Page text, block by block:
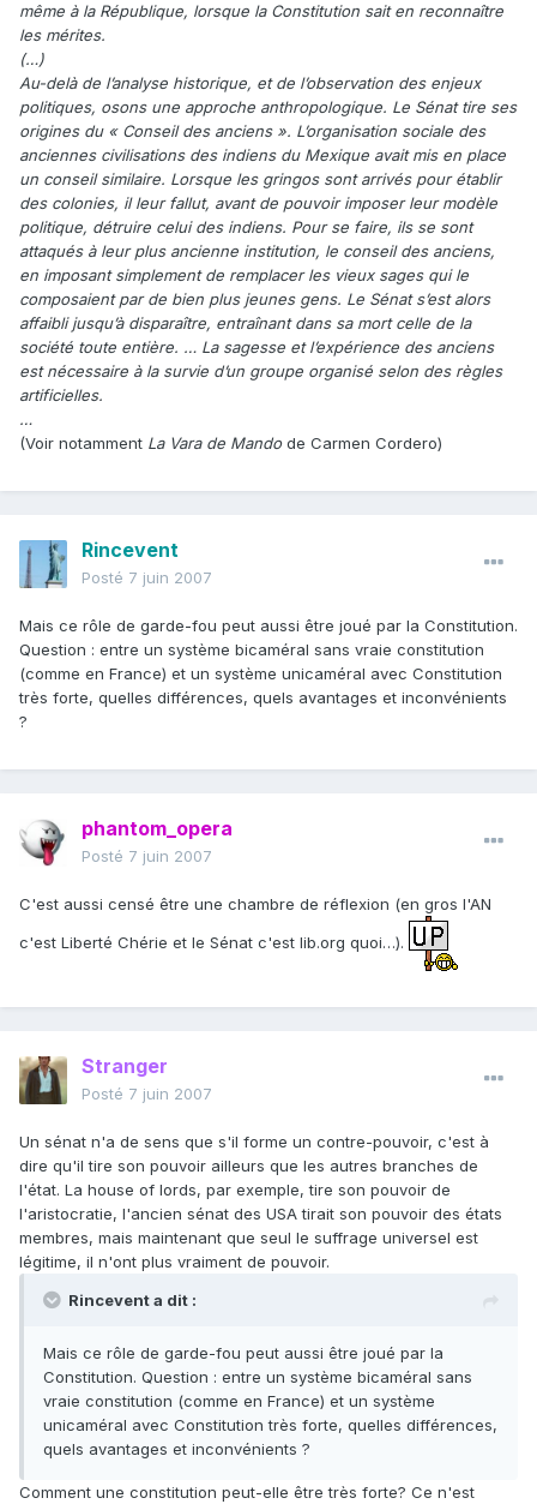
même à la République, lorsque la Constitution sait en reconnaître
les mérites.
(…)
Au-delà de l’analyse historique, et de l’observation des enjeux
politiques, osons une approche anthropologique. Le Sénat tire ses
origines du « Conseil des anciens ». L’organisation sociale des
anciennes civilisations des indiens du Mexique avait mis en place
un conseil similaire. Lorsque les gringos sont arrivés pour établir
des colonies, il leur fallut, avant de pouvoir imposer leur modèle
politique, détruire celui des indiens. Pour se faire, ils se sont
attaqués à leur plus ancienne institution, le conseil des anciens,
en imposant simplement de remplacer les vieux sages qui le
composaient par de bien plus jeunes gens. Le Sénat s’est alors
affaibli jusqu’à disparaître, entraînant dans sa mort celle de la
société toute entière. … La sagesse et l’expérience des anciens
est nécessaire à la survie d’un groupe organisé selon des règles
artificielles.
…
(Voir notamment La Vara de Mandode Carmen Cordero)
Rincevent
Posté 7 juin 2007
Mais ce rôle de garde-fou peut aussi être joué par la Constitution.
Question : entre un système bicaméral sans vraie constitution
(comme en France) et un système unicaméral avec Constitution
très forte, quelles différences, quels avantages et inconvénients
?
phantom_opera
Posté 7 juin 2007
C'est aussi censé être une chambre de réflexion (en gros l'AN
c'est Liberté Chérie et le Sénat c'est lib.org quoi…).
Stranger
Posté 7 juin 2007
Un sénat n'a de sens que s'il forme un contre-pouvoir, c'est à
dire qu'il tire son pouvoir ailleurs que les autres branches de
l'état. La house of lords, par exemple, tire son pouvoir de
l'aristocratie, l'ancien sénat des USA tirait son pouvoir des états
membres, mais maintenant que seul le suffrage universel est
légitime, il n'ont plus vraiment de pouvoir.
Rincevent a dit :
Mais ce rôle de garde-fou peut aussi être joué par la
Constitution. Question : entre un système bicaméral sans
vraie constitution (comme en France) et un système
unicaméral avec Constitution très forte, quelles différences,
quels avantages et inconvénients ?
Comment une constitution peut-elle être très forte? Ce n'est